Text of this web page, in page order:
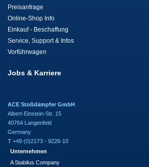
Preisanfrage
Online-Shop Info
Einkauf - Beschaffung
Service, Support & Infos
Vorführwagen
Jobs & Karriere
ACE Stoßdämpfer GmbH
Albert-Einstein-Str. 15
40764 Langenfeld
Germany
T +49 (0)2173 - 9226-10
Unternehmen
A Stabilus Company